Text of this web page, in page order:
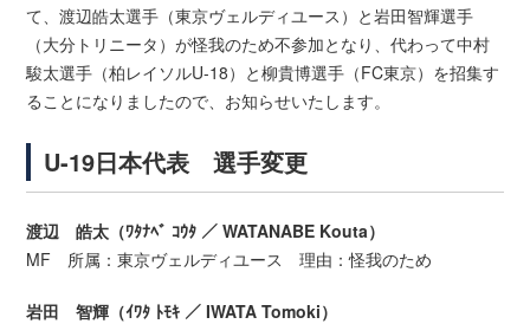
て、渡辺皓太選手（東京ヴェルディユース）と岩田智輝選手
（大分トリニータ）が怪我のため不参加となり、代わって中村
駿太選手（柏レイソルU-18）と柳貴博選手（FC東京）を招集す
ることになりましたので、お知らせいたします。
U-19日本代表 選手変更
渡辺 皓太（ﾜﾀﾅﾍﾞ ｺｳﾀ ／ WATANABE Kouta）
MF 所属：東京ヴェルディユース 理由：怪我のため
岩田 智輝（ｲﾜﾀ ﾄﾓｷ ／ IWATA Tomoki）